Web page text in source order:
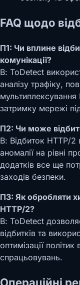
FAQ щодо
П1: Чи вплине
комунікації?
В: ToDetect
аналізу трафіку,
затримку мережі
П2: Чи може
В: Відбиток HTTP/2
аномалії на рівні
додатків все ще
заходів безпеки.
П3: Як обробляти
HTTP/2?
В: ToDetect
відбитків та
оптимізації
спрацьовувань.